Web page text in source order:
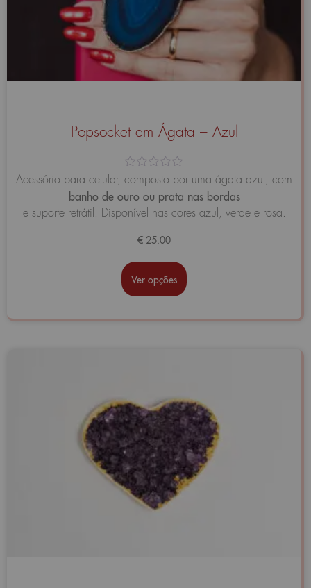
Popsocket em Ágata – Azul
Avaliação
de
5
Acessório para celular, composto por uma ágata azul, com
banho de ouro ou prata nas bordas
e suporte retrátil. Disponível nas cores azul, verde e rosa.
€ 25.00
Ver opções